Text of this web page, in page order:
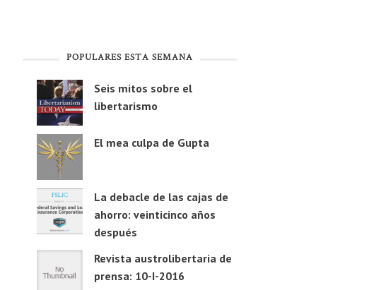
POPULARES ESTA SEMANA
Seis mitos sobre el
libertarismo
El mea culpa de Gupta
La debacle de las cajas de
ahorro: veinticinco años
después
Revista austrolibertaria de
prensa: 10-I-2016